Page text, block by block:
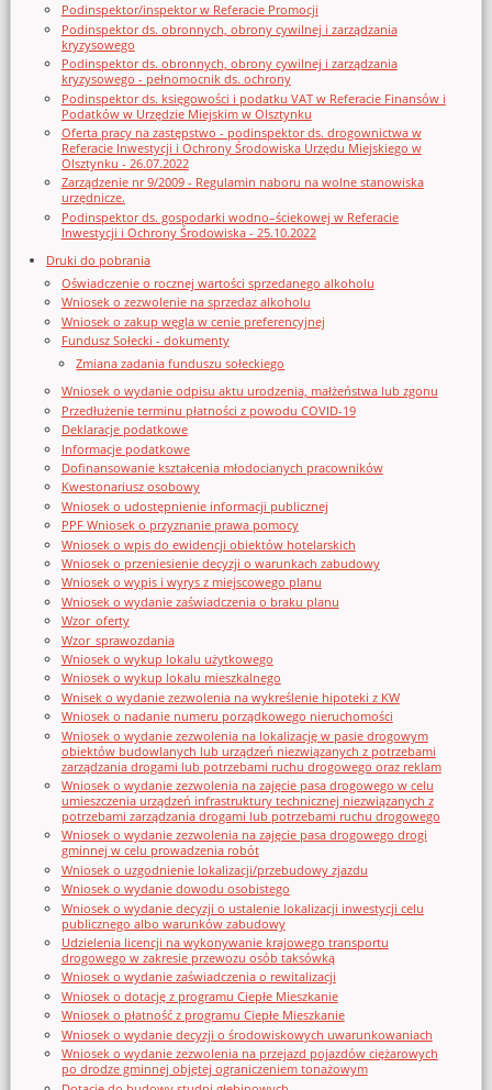
Podinspektor/inspektor w Referacie Promocji
Podinspektor ds. obronnych, obrony cywilnej i zarządzania
kryzysowego
Podinspektor ds. obronnych, obrony cywilnej i zarządzania
kryzysowego - pełnomocnik ds. ochrony
Podinspektor ds. księgowości i podatku VAT w Referacie Finansów i
Podatków w Urzędzie Miejskim w Olsztynku
Oferta pracy na zastępstwo - podinspektor ds. drogownictwa w
Referacie Inwestycji i Ochrony Środowiska Urzędu Miejskiego w
Olsztynku - 26.07.2022
Zarządzenie nr 9/2009 - Regulamin naboru na wolne stanowiska
urzędnicze.
Podinspektor ds. gospodarki wodno–ściekowej w Referacie
Inwestycji i Ochrony Środowiska - 25.10.2022
Druki do pobrania
Oświadczenie o rocznej wartości sprzedanego alkoholu
Wniosek o zezwolenie na sprzedaz alkoholu
Wniosek o zakup węgla w cenie preferencyjnej
Fundusz Sołecki - dokumenty
Zmiana zadania funduszu sołeckiego
Wniosek o wydanie odpisu aktu urodzenia, małżeństwa lub zgonu
Przedłużenie terminu płatności z powodu COVID-19
Deklaracje podatkowe
Informacje podatkowe
Dofinansowanie kształcenia młodocianych pracowników
Kwestonariusz osobowy
Wniosek o udostępnienie informacji publicznej
PPF Wniosek o przyznanie prawa pomocy
Wniosek o wpis do ewidencji obiektów hotelarskich
Wniosek o przeniesienie decyzji o warunkach zabudowy
Wniosek o wypis i wyrys z miejscowego planu
Wniosek o wydanie zaświadczenia o braku planu
Wzor_oferty
Wzor_sprawozdania
Wniosek o wykup lokalu użytkowego
Wniosek o wykup lokalu mieszkalnego
Wnisek o wydanie zezwolenia na wykreślenie hipoteki z KW
Wniosek o nadanie numeru porządkowego nieruchomości
Wniosek o wydanie zezwolenia na lokalizację w pasie drogowym
obiektów budowlanych lub urządzeń niezwiązanych z potrzebami
zarządzania drogami lub potrzebami ruchu drogowego oraz reklam
Wniosek o wydanie zezwolenia na zajęcie pasa drogowego w celu
umieszczenia urządzeń infrastruktury technicznej niezwiązanych z
potrzebami zarządzania drogami lub potrzebami ruchu drogowego
Wniosek o wydanie zezwolenia na zajęcie pasa drogowego drogi
gminnej w celu prowadzenia robót
Wniosek o uzgodnienie lokalizacji/przebudowy zjazdu
Wniosek o wydanie dowodu osobistego
Wniosek o wydanie decyzji o ustalenie lokalizacji inwestycji celu
publicznego albo warunków zabudowy
Udzielenia licencji na wykonywanie krajowego transportu
drogowego w zakresie przewozu osób taksówką
Wniosek o wydanie zaświadczenia o rewitalizacji
Wniosek o dotację z programu Ciepłe Mieszkanie
Wniosek o płatność z programu Ciepłe Mieszkanie
Wniosek o wydanie decyzji o środowiskowych uwarunkowaniach
Wniosek o wydanie zezwolenia na przejazd pojazdów ciężarowych
po drodze gminnej objętej ograniczeniem tonażowym